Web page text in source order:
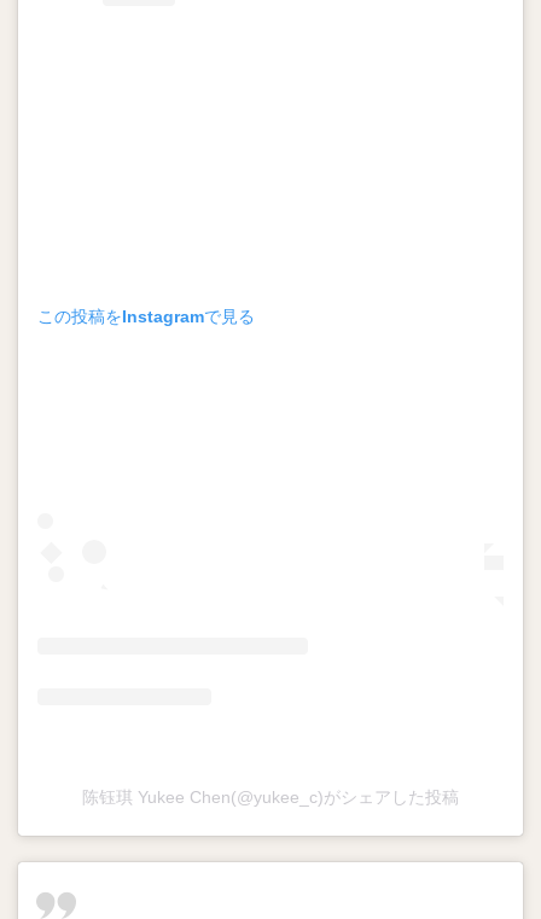
この投稿をInstagramで見る
陈钰琪 Yukee Chen(@yukee_c)がシェアした投稿